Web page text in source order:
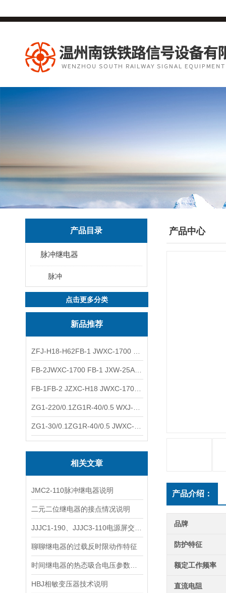
产品目录
脉冲继电器
脉冲
点击更多分类
新品推荐
相关文章
JMC2-110脉冲继电器说明
二元二位继电器的接点情况说明
聊聊继电器的过载反时限动作特征
HBJ相敏变压器技术说明
产品中心
产品介绍：
品牌
防护特征
额定工作频率
直流电阻